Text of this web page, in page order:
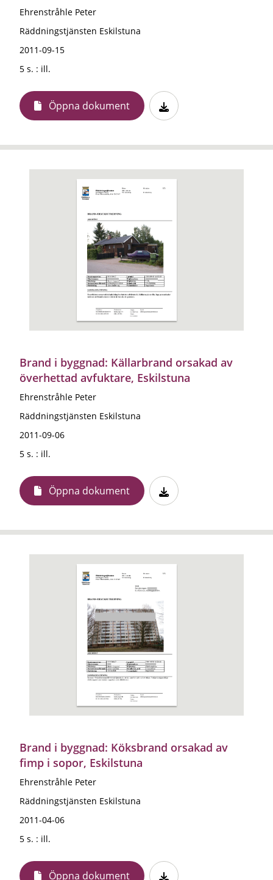
Ehrenstråhle Peter
Räddningstjänsten Eskilstuna
2011-09-15
5 s. : ill.
Öppna dokument
Brand i byggnad: Källarbrand orsakad av
överhettad avfuktare, Eskilstuna
Ehrenstråhle Peter
Räddningstjänsten Eskilstuna
2011-09-06
5 s. : ill.
Öppna dokument
Brand i byggnad: Köksbrand orsakad av
fimp i sopor, Eskilstuna
Ehrenstråhle Peter
Räddningstjänsten Eskilstuna
2011-04-06
5 s. : ill.
Öppna dokument